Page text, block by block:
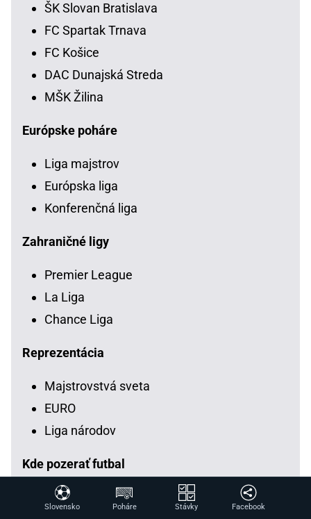
ŠK Slovan Bratislava
FC Spartak Trnava
FC Košice
DAC Dunajská Streda
MŠK Žilina
Európske poháre
Liga majstrov
Európska liga
Konferenčná liga
Zahraničné ligy
Premier League
La Liga
Chance Liga
Reprezentácia
Majstrovstvá sveta
EURO
Liga národov
Kde pozerať futbal
Chance Liga LIVE
Slovensko Poháre Stávky Facebook